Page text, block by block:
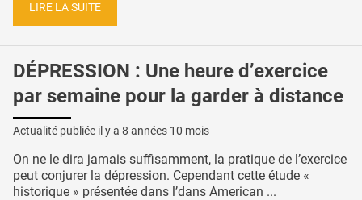
LIRE LA SUITE
DÉPRESSION : Une heure d’exercice
par semaine pour la garder à distance
Actualité publiée il y a 8 années 10 mois
On ne le dira jamais suffisamment, la pratique de l’exercice
peut conjurer la dépression. Cependant cette étude «
historique » présentée dans l’dans American ...